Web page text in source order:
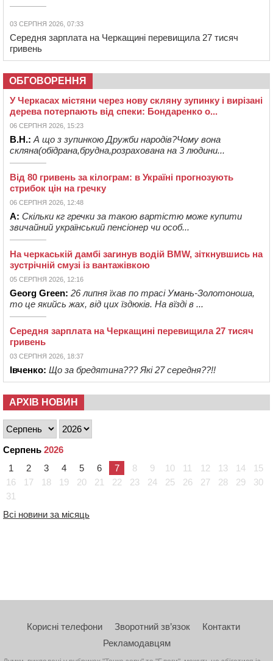
03 СЕРПНЯ 2026, 07:33
Середня зарплата на Черкащині перевищила 27 тисяч
гривень
ОБГОВОРЕННЯ
У Черкасах містяни через нову скляну зупинку і вирізані
дерева потерпають від спеки: Бондаренко о...
06 СЕРПНЯ 2026, 15:23
В.Н.: А що з зупинкою Дружби народів?Чому вона
скляна(обідрана,брудна,розрахована на 3 людини...
Від 80 гривень за кілограм: в Україні прогнозують
стрибок цін на гречку
06 СЕРПНЯ 2026, 12:48
А: Скільки кг гречки за такою вартістю може купити
звичайний український пенсіонер чи особ...
На черкаській дамбі загинув водій BMW, зіткнувшись на
зустрічній смузі із вантажівкою
05 СЕРПНЯ 2026, 12:16
Georg Green: 26 липня їхав по трасі Умань-Золотоноша,
то це якийсь жах, від цих їздюків. На вїзді в ...
Середня зарплата на Черкащині перевищила 27 тисяч
гривень
03 СЕРПНЯ 2026, 18:37
Івченко: Що за бредятина??? Які 27 середня??!!
АРХІВ НОВИН
Серпень 2026
1
2 3 4 5 6 7 8 9 10 11 12 13 14
15
16
17 18 19 20 21 22 23 24 25 26 27 28 29
30
31
Всі новини за місяць
Корисні телефони Зворотний зв’язок
Контакти
Рекламодавцям